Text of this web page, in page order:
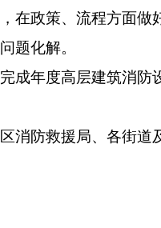
在政策、流程方面做
题化解。
年度高层建筑消防
防救援局、各街道